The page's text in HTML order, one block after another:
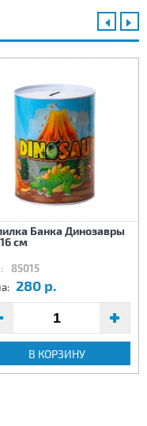
Банка Динозавры
см
85015
280 р.
В КОРЗИНУ